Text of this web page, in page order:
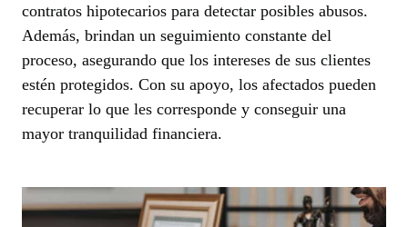
contratos hipotecarios para detectar posibles abusos.
Además, brindan un seguimiento constante del
proceso, asegurando que los intereses de sus clientes
estén protegidos. Con su apoyo, los afectados pueden
recuperar lo que les corresponde y conseguir una
mayor tranquilidad financiera.